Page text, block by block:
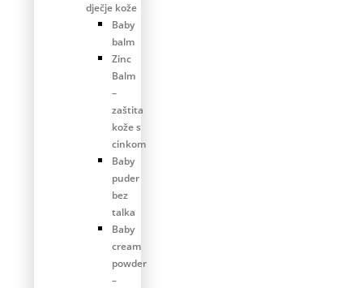
dječje kože
Baby
balm
Zinc
Balm
–
zaštita
kože s
cinkom
Baby
puder
bez
talka
Baby
cream
powder
–